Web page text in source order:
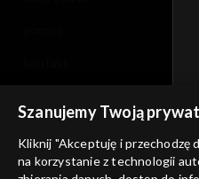
informacje o dostawcy usług
Szanujemy Twoją
Kliknij "Akceptuję i przechodzę
na korzystanie z technologii